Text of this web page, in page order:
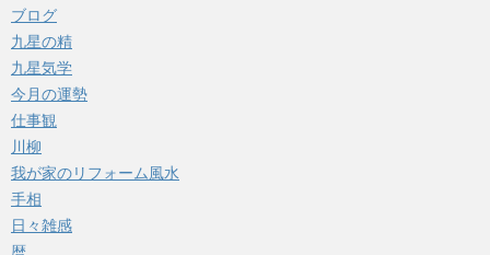
ブログ
九星の精
九星気学
今月の運勢
仕事観
川柳
我が家のリフォーム風水
手相
日々雑感